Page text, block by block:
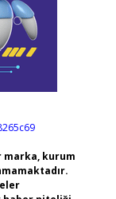
kurum